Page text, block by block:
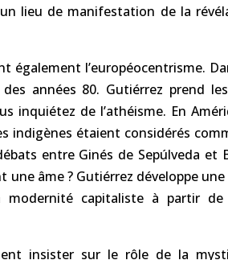
lieu de manifestation de la
également l’européocentrisme.
années 80. Gutiérrez prend
inquiétez de l’athéisme. En
indigènes étaient considérés
entre Ginés de Sepúlveda et
une âme ? Gutiérrez développe
capitaliste à partir de
insister sur le rôle de la